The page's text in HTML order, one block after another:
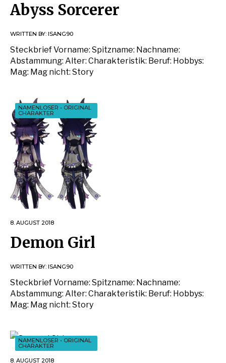
Abyss Sorcerer
WRITTEN BY: ISANG90
Steckbrief Vorname: Spitzname: Nachname:
Abstammung: Alter: Charakteristik: Beruf: Hobbys:
Mag: Mag nicht: Story
NAMENLOSER • ORIGINAL
CHARAKTER
8. AUGUST 2018
Demon Girl
WRITTEN BY: ISANG90
Steckbrief Vorname: Spitzname: Nachname:
Abstammung: Alter: Charakteristik: Beruf: Hobbys:
Mag: Mag nicht: Story
NAMENLOSER • ORIGINAL
CHARAKTER
8. AUGUST 2018